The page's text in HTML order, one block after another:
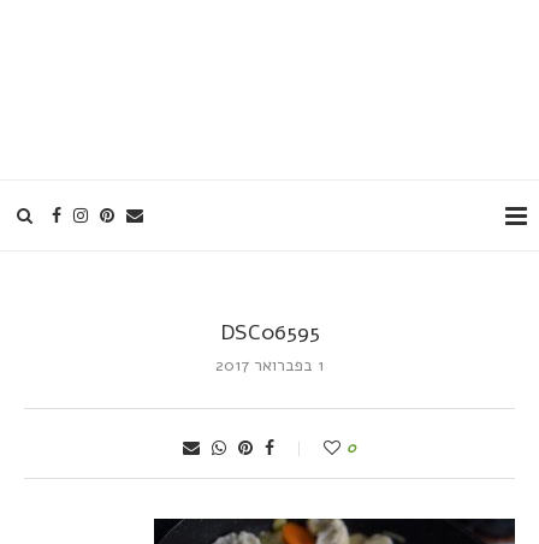
DSC06595
1 בפברואר 2017
0